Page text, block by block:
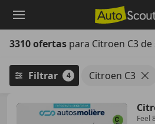
principal
3310 ofertas para Citroen C3
Filtrar 4 Citroen C3
Feel